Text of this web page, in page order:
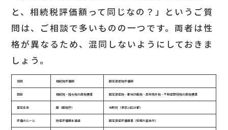
と、相続税評価額って同じなの？」というご質
問は、ご相談で多いものの一つです。両者は性
格が異なるため、混同しないようにしておきま
しょう。
項目 相続税評価額 固定資産税評価額
目的 相続税・贈与税の課税標準 固定資産税・都市計画税・登録免許税・不動産取得税の課税標準
算定主体 国（国税庁） 市町村（東京23区は都）
評価のルール 財産評価基本通達 固定資産評価基準（総務大臣告示）